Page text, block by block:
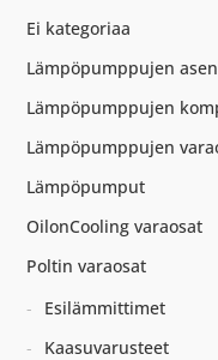
Ei kategoriaa
Lämpöpumppujen
Lämpöpumppujen
Lämpöpumppujen
Lämpöpumput
OilonCooling varaosat
Poltin varaosat
Esilämmittimet
Kaasuvarusteet